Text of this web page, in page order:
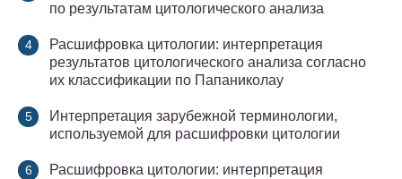
по результатам цитологического анализа
Расшифровка цитологии: интерпретация
результатов цитологического анализа согласно
их классификации по Папаниколау
Интерпретация зарубежной терминологии,
используемой для расшифровки цитологии
Расшифровка цитологии: интерпретация